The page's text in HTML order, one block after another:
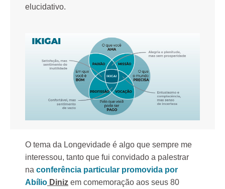
elucidativo.
O tema da Longevidade é algo que sempre me
interessou, tanto que fui convidado a palestrar
na conferência particular promovida por
Abílio Diniz em comemoração aos seus 80